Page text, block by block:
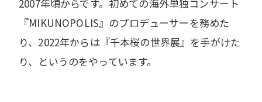
2007年頃からです。初めての海外単独コンサート
『MIKUNOPOLIS』のプロデューサーを務めた
り、2022年からは『千本桜の世界展』を手がけた
り、というのをやっています。